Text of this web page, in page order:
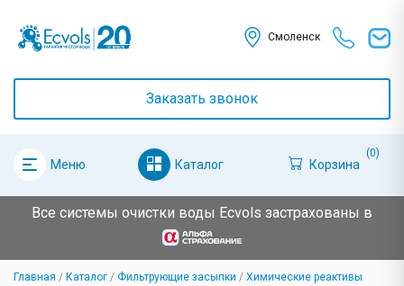
Смоленск
Заказать звонок
Меню Каталог Корзина
(0)
Все системы очистки воды Ecvols застрахованы в
Главная Каталог Фильтрующие засыпки
Химические реактивы